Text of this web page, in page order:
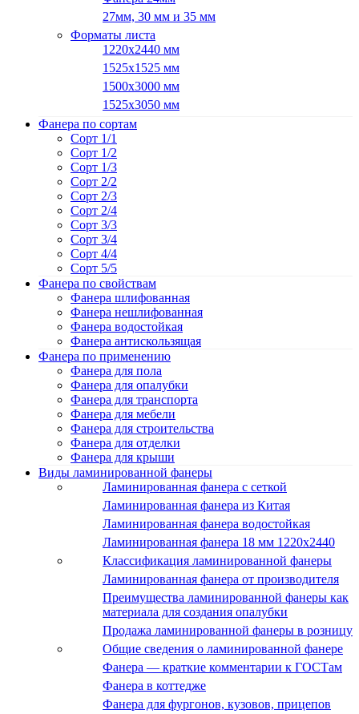
27мм, 30 мм и 35 мм
Форматы листа
1220х2440 мм
1525х1525 мм
1500х3000 мм
1525х3050 мм
Фанера по сортам
Сорт 1/1
Сорт 1/2
Сорт 1/3
Сорт 2/2
Сорт 2/3
Сорт 2/4
Сорт 3/3
Сорт 3/4
Сорт 4/4
Сорт 5/5
Фанера по свойствам
Фанера шлифованная
Фанера нешлифованная
Фанера водостойкая
Фанера антискользящая
Фанера по применению
Фанера для пола
Фанера для опалубки
Фанера для транспорта
Фанера для мебели
Фанера для строительства
Фанера для отделки
Фанера для крыши
Виды ламинированной фанеры
Ламинированная фанера с сеткой
Ламинированная фанера из Китая
Ламинированная фанера водостойкая
Ламинированная фанера 18 мм 1220x2440
Классификация ламинированной фанеры
Ламинированная фанера от производителя
Преимущества ламинированной фанеры как
материала для создания опалубки
Продажа ламинированной фанеры в розницу
Общие сведения о ламинированной фанере
Фанера — краткие комментарии к ГОСТам
Фанера в коттедже
Фанера для фургонов, кузовов, прицепов